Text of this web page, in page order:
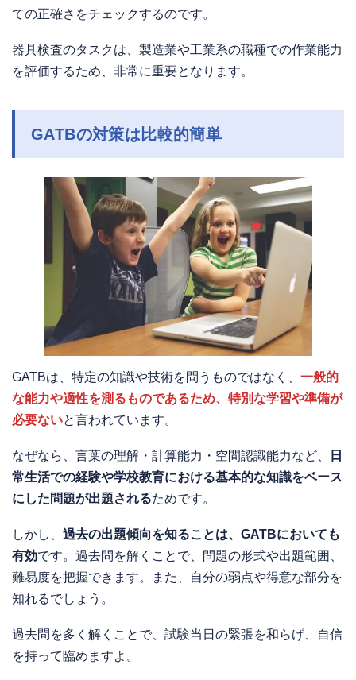
ての正確さをチェックするのです。
器具検査のタスクは、製造業や工業系の職種での作業能力
を評価するため、非常に重要となります。
GATBの対策は比較的簡単
GATBは、特定の知識や技術を問うものではなく、 一般的
な能力や適性を測るものであるため、特別な学習や準備が
必要ないと言われています。
なぜなら、言葉の理解・計算能力・空間認識能力など、
日
常生活での経験や学校教育における基本的な知識をベース
にした問題が出題されるためです。
しかし、 過去の出題傾向を知ることは、GATBにおいても
有効です。過去問を解くことで、問題の形式や出題範囲、
難易度を把握できます。また、自分の弱点や得意な部分を
知れるでしょう。
過去問を多く解くことで、試験当日の緊張を和らげ、自信
を持って臨めますよ。